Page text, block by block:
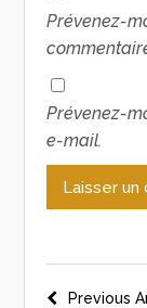
Prévenez-
Prévenez-
e-mail.
Previous